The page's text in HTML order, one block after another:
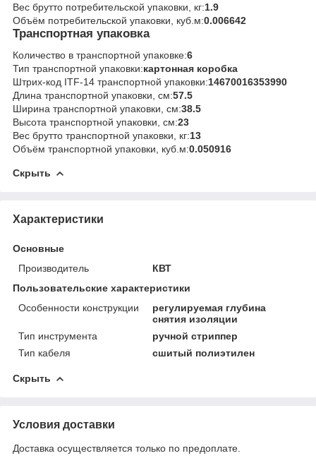
Вес брутто потребительской упаковки, кг:1.9
Объём потребительской упаковки, куб.м:0.006642
Транспортная упаковка
Количество в транспортной упаковке:6
Тип транспортной упаковки:картонная коробка
Штрих-код ITF-14 транспортной упаковки:14670016353990
Длина транспортной упаковки, см:57.5
Ширина транспортной упаковки, см:38.5
Высота транспортной упаковки, см:23
Вес брутто транспортной упаковки, кг:13
Объём транспортной упаковки, куб.м:0.050916
Скрыть
Характеристики
Основные
Производитель
КВТ
Пользовательские характеристики
Особенности конструкции
регулируемая глубина
снятия изоляции
Тип инструмента
ручной стриппер
Тип кабеля
сшитый полиэтилен
Скрыть
Условия доставки
Доставка осуществляется только по предоплате.